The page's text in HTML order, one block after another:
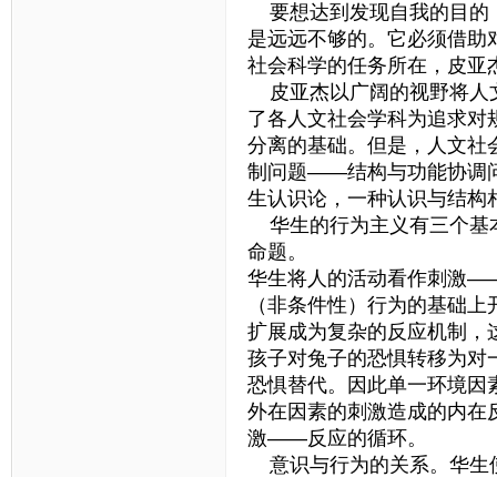
要想达到发现自我的目的
是远远不够的。它必须借
社会科学的任务所在，皮亚
皮亚杰以广阔的视野将人
了各人文社会学科为追求对
分离的基础。但是，人文社
制问题——结构与功能协调
生认识论，一种认识与结构
华生的行为主义有三个基
命题。
华生将人的活动看作刺激
（非条件性）行为的基础
扩展成为复杂的反应机制，
孩子对兔子的恐惧转移为对
恐惧替代。因此单一环境因
外在因素的刺激造成的内在
激——反应的循环。
意识与行为的关系。华生